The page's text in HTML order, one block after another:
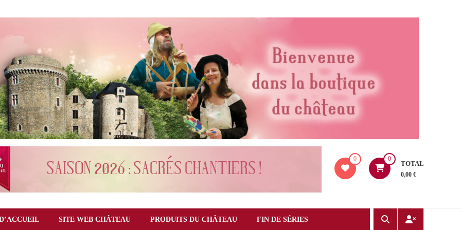
0 0
TOTAL
0,00 €
SITE WEB CHÂTEAU PRODUITS DU CHÂTEAU FIN DE SÉRIES